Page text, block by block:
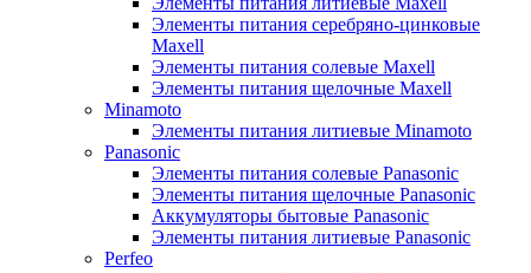
Элементы питания серебряно-цинковые
Maxell
Элементы питания солевые Maxell
Элементы питания щелочные Maxell
Minamoto
Элементы питания литиевые Minamoto
Panasonic
Элементы питания солевые Panasonic
Элементы питания щелочные Panasonic
Аккумуляторы бытовые Panasonic
Элементы питания литиевые Panasonic
Perfeo